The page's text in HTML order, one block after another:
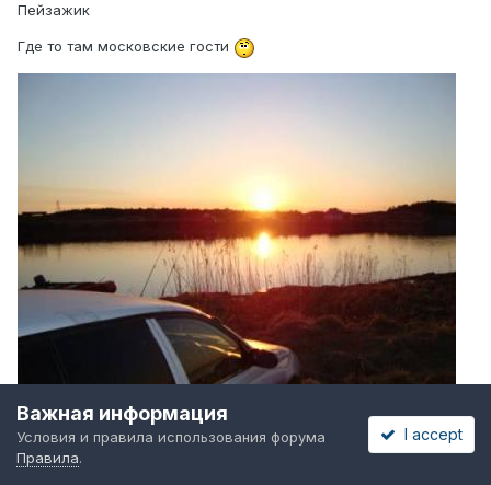
Пейзажик
Где то там московские гости
Важная информация
Условия и правила использования форума
Правила.
I accept